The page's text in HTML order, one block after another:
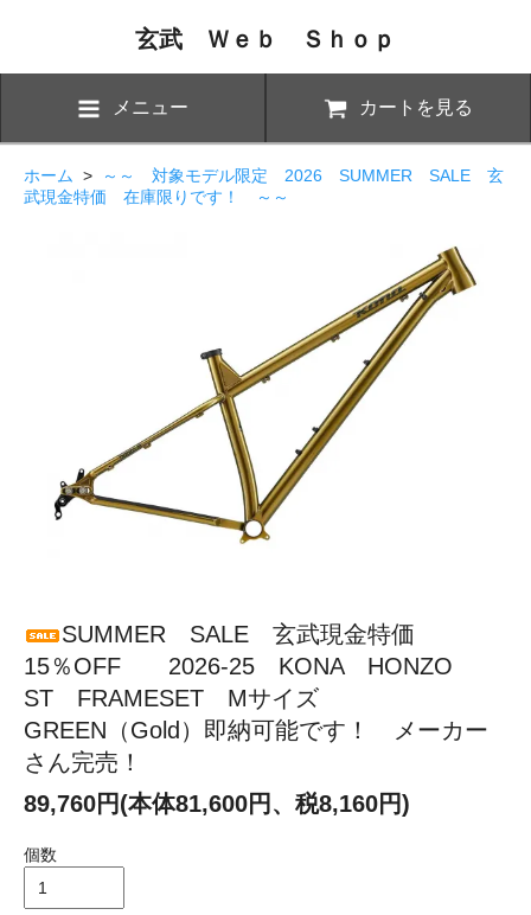
玄武 Ｗｅｂ Ｓｈｏｐ
メニュー カートを見る
ホーム >
～～ 対象モデル限定 2026 SUMMER SALE 玄
武現金特価 在庫限りです！ ～～
SUMMER SALE 玄武現金特価
15％OFF 2026-25 KONA HONZO
ST FRAMESET Mサイズ
GREEN（Gold）即納可能です！ メーカー
さん完売！
89,760円(本体81,600円、税8,160円)
個数